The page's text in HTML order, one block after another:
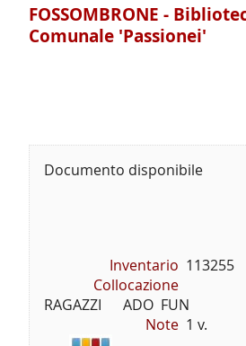
FOSSOMBRONE -
Comunale 'Passionei'
Documento disponibile
Inventario 113255
Collocazione
RAGAZZI      ADO  FUN
Note 1 v.